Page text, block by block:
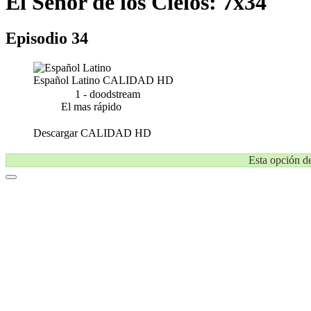
Episodio 34
Español Latino CALIDAD HD
1 - doodstream
El mas rápido
DescargarCALIDAD HD
Esta opción